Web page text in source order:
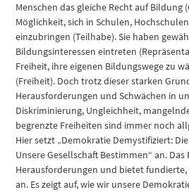
Menschen das gleiche Recht auf Bildung
Möglichkeit, sich in Schulen,
einzubringen (Teilhabe). Sie haben
Bildungsinteressen eintreten
Freiheit, ihre eigenen Bildungswege zu
(Freiheit). Doch trotz dieser starken
Herausforderungen und Schwächen in
Diskriminierung, Ungleichheit,
begrenzte Freiheiten sind immer noch
Hier setzt „Demokratie Demystifiziert:
Unsere Gesellschaft Bestimmen“ an.
Herausforderungen und bietet
an. Es zeigt auf, wie wir unsere